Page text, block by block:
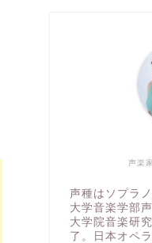
声楽
声種はソプラ
大学音楽学部
大学院音楽研
了。日本オペ